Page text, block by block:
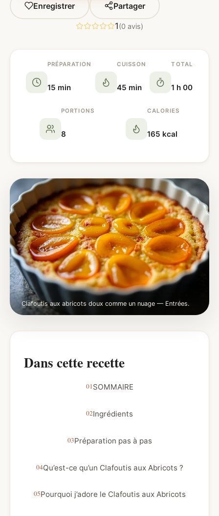
Enregistrer Partager
1(0 avis)
PRÉPARATION
15 min
CUISSON
45 min
TOTAL
1 h 00
PORTIONS
8
CALORIES
165 kcal
Clafoutis aux abricots doux comme un nuage — Entrées.
Dans cette recette
SOMMAIRE
Ingrédients
Préparation pas à pas
Qu’est-ce qu’un Clafoutis aux Abricots ?
Pourquoi j’adore le Clafoutis aux Abricots